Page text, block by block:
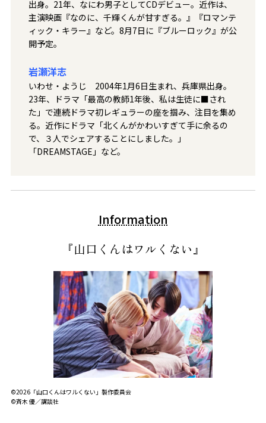
出身。21年、なにわ男子としてCDデビュー。近作は、
主演映画『なのに、千輝くんが甘すぎる。』『ロマンテ
ィック・キラー』など。8月7日に『ブルーロック』が公
開予定。
岩瀬洋志
いわせ・ようじ 2004年1月6日生まれ、兵庫県出身。
23年、ドラマ「最高の教師1年後、私は生徒に■され
た」 で連続ドラマ初レギュラーの座を掴み、 注目を集め
る。近作にドラマ「北くんがかわいすぎて手に余るの
で、３人でシェアすることにしました。」
「DREAMSTAGE」など。
Information
『山口くんはワルくない』
©2026「山口くんはワルくない」製作委員会
©斉木 優／講談社